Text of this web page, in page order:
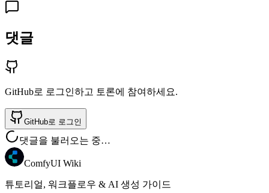
댓글
GitHub로 로그인하고 토론에 참여하세요.
GitHub로 로그인
댓글을 불러오는 중…
ComfyUI Wiki
튜토리얼, 워크플로우 & AI 생성 가이드